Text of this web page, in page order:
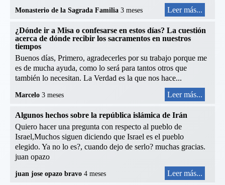
Monasterio de la Sagrada Familia 3 meses Leer más...
¿Dónde ir a Misa o confesarse en estos días? La cuestión
acerca de dónde recibir los sacramentos en nuestros
tiempos
Buenos días, Primero, agradecerles por su trabajo porque me
es de mucha ayuda, como lo será para tantos otros que
también lo necesitan. La Verdad es la que nos hace...
Marcelo 3 meses Leer más...
Algunos hechos sobre la república islámica de Irán
Quiero hacer una pregunta con respecto al pueblo de
Israel,Muchos siguen diciendo que Israel es el pueblo
elegido. Ya no lo es?, cuando dejo de serlo? muchas gracias.
juan opazo
juan jose opazo bravo 4 meses Leer más...